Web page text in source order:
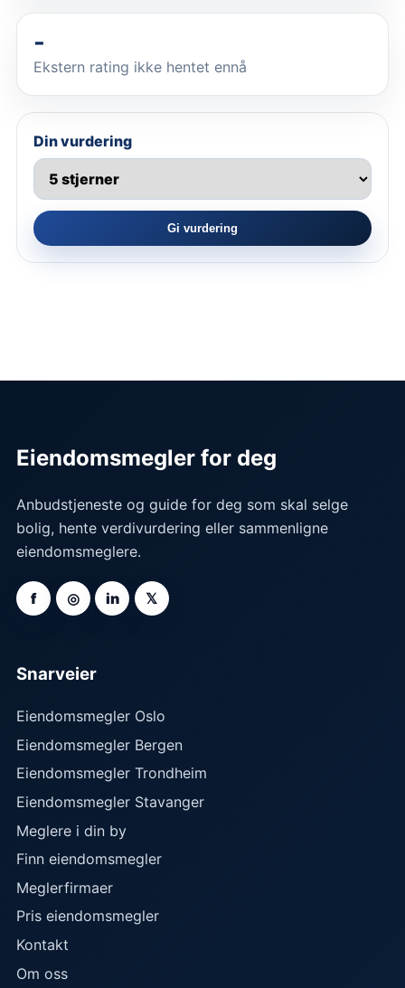
-
Ekstern rating ikke hentet ennå
Din vurdering
Gi vurdering
Eiendomsmegler for deg
Anbudstjeneste og guide for deg som skal selge
bolig, hente verdivurdering eller sammenligne
eiendomsmeglere.
f ◎ in 𝕏
Snarveier
Eiendomsmegler Oslo
Eiendomsmegler Bergen
Eiendomsmegler Trondheim
Eiendomsmegler Stavanger
Meglere i din by
Finn eiendomsmegler
Meglerfirmaer
Pris eiendomsmegler
Kontakt
Om oss